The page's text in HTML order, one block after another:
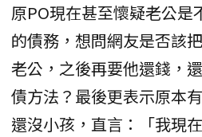
原PO現在甚至懷疑老公是
的債務，想問網友是否該
老公，之後再要他還錢，
債方法？最後更表示原本
還沒小孩，直言：「我現